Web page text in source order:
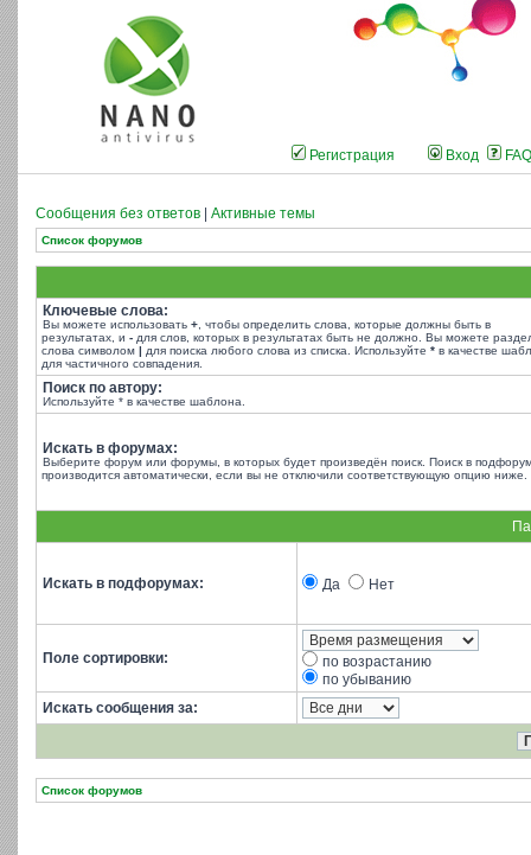
Регистрация Вход FAQ
Сообщения без ответов Активные темы
Список форумов
Ключевые слова:
Вы можете использовать + , чтобы определить слова, которые должны быть в
результатах, и - для слов, которых в результатах быть не должно. Вы можете
слова символом | для поиска любого слова из списка. Используйте * в качестве
для частичного совпадения.
Поиск по автору:
Используйте * в качестве шаблона.
Искать в форумах:
Выберите форум или форумы, в которых будет произведён поиск. Поиск в
производится автоматически, если вы не отключили соответствующую опцию ниже.
Искать в подфорумах: Да Нет
Поле сортировки:
по возрастанию
по убыванию
Искать сообщения за:
Список форумов